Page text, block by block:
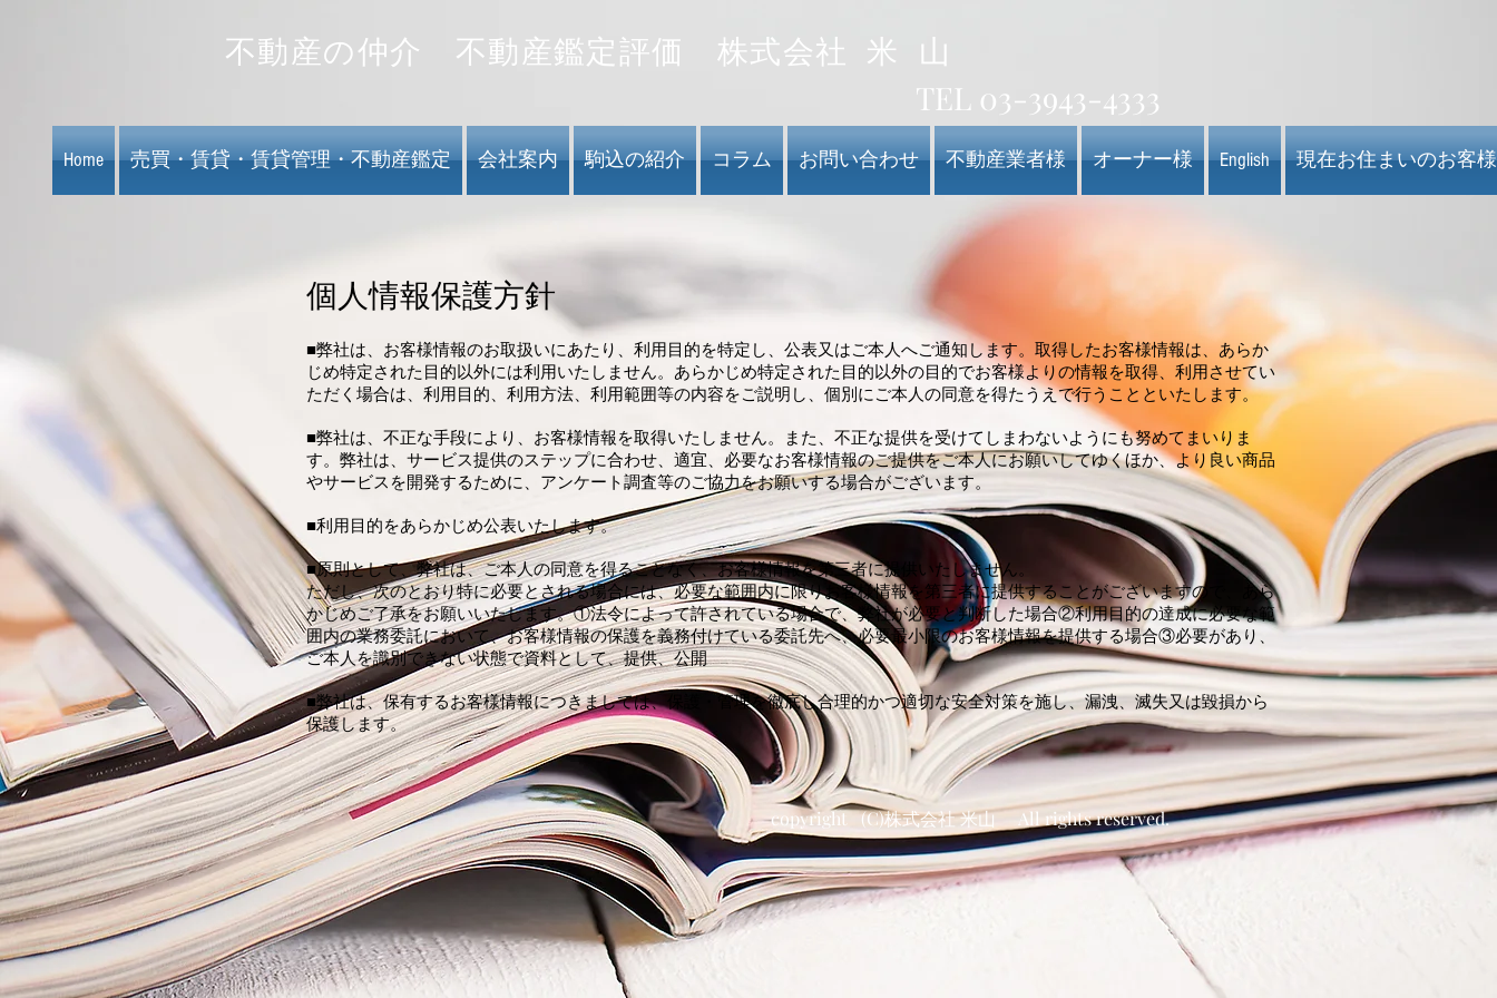
​不動産の仲介 不動産鑑定評価 株式会社 米 山
TEL 03-3943-4333
Home 売買・賃貸・賃貸管理・不動産鑑定 会社案内 駒込の紹介 コラム お問い合わせ 不動産業者様 オーナー様 English 現在お住まいのお客様
個人情報保護方針
■弊社は、お客様情報のお取扱いにあたり、利用目的を特定し、公表又はご本人へご通知します。取得したお客様情報は、あらか
じめ特定された目的以外には利用いたしません。あらかじめ特定された目的以外の目的でお客様よりの情報を取得、利用させてい
ただく場合は、利用目的、利用方法、利用範囲等の内容をご説明し、個別にご本人の同意を得たうえで行うことといたします。
■弊社は、不正な手段により、お客様情報を取得いたしません。また、不正な提供を受けてしまわないようにも努めてまいりま
す。弊社は、サービス提供のステップに合わせ、適宜、必要なお客様情報のご提供をご本人にお願いしてゆくほか、より良い商品
やサービスを開発するために、アンケート調査等のご協力をお願いする場合がございます。
■利用目的をあらかじめ公表いたします。
■原則として、弊社は、ご本人の同意を得ることなく、お客様情報を第三者に提供いたしません。
ただし、次のとおり特に必要とされる場合には、必要な範囲内に限りお客様情報を第三者に提供することがございますので、あら
かじめご了承をお願いいたします。①法令によって許されている場合で、弊社が必要と判断した場合②利用目的の達成に必要な範
囲内の業務委託において、お客様情報の保護を義務付けている委託先へ、必要最小限のお客様情報を提供する場合③必要があり、
ご本人を識別できない状態で資料として、提供、公開
■弊社は、保有するお客様情報につきましては、保護・管理を徹底し合理的かつ適切な安全対策を施し、漏洩、滅失又は毀損から
保護します。
copyright (C)株式会社 米山 All rights reserved.